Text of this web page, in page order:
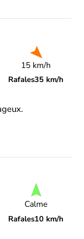
15 km/h
Rafales35 km/h
Calme
Rafales10 km/h